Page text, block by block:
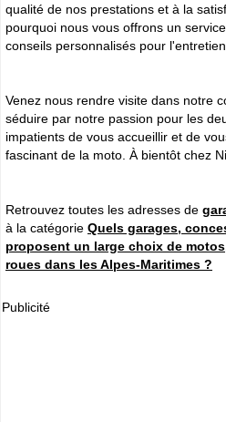
qualité de nos prestations et à la
pourquoi nous vous offrons un
conseils personnalisés pour
Venez nous rendre visite dans notre
séduire par notre passion pour les
impatients de vous accueillir et de
fascinant de la moto. À bientôt chez
Retrouvez toutes les adresses de
à la catégorie Quels garages,
proposent un large choix de
roues dans les Alpes-Maritimes ?
Publicité